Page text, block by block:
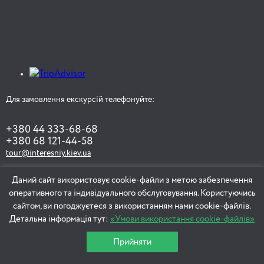
Даний сайт використовує cookie-файли з метою забезпечення
оперативного та індивідуального обслуговування. Користуючись
сайтом, ви погоджуєтеся з використанням нами cookie-файлів.
Детальна інформація тут: «Умови використання cookie-файлів»
Прийняти
Сирецький струмок
Вулиця Фундуклеївська
Для замовлення екскурсій телефонуйте:
+380 44 333-68-68
+380 68 121-44-58
tour@interesniy.kiev.ua
ЗАМОВИТИ ЕКСКУРСІЮ